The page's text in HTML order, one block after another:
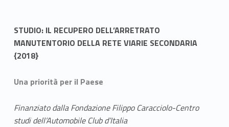
STUDIO: IL RECUPERO DELL’ARRETRATO
MANUTENTORIO DELLA RETE VIARIE SECONDARIA
{2018}
Una priorità per il Paese
Finanziato dalla Fondazione Filippo Caracciolo-Centro
studi dell’Automobile Club d’Italia